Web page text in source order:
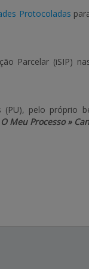
Protocoladas
Parcelar (iSIP)
(PU), pelo próprio
O Meu Processo »